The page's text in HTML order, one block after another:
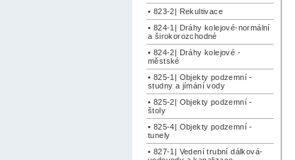
• 823-2| Rekultivace
• 824-1| Dráhy kolejové-normální
a širokorozchodné
• 824-2| Dráhy kolejové -
městské
• 825-1| Objekty podzemní -
studny a jímání vody
• 825-2| Objekty podzemní -
štoly
• 825-4| Objekty podzemní -
tunely
• 827-1| Vedení trubní dálková-